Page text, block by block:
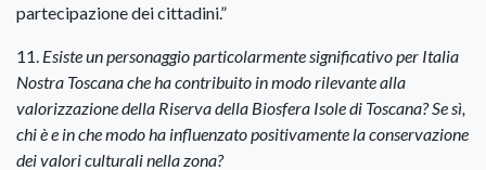
partecipazione dei cittadini.”
11. Esiste un personaggio particolarmente significativo per Italia
Nostra Toscana che ha contribuito in modo rilevante alla
valorizzazione della Riserva della Biosfera Isole di Toscana? Se sì,
chi è e in che modo ha influenzato positivamente la conservazione
dei valori culturali nella zona?